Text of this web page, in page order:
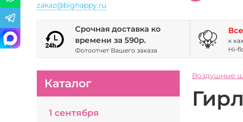
zakaz@bighappy.ru
Срочная доставка ко
времени за 590р.
Фотоотчет Вашего заказа
к
Hi-
Каталог
1 сентября
Воздушные